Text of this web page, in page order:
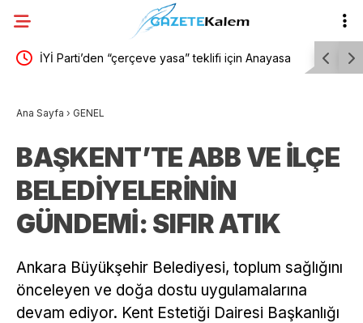
İYİ Parti’den “çerçeve yasa” teklifi için Anayasa Okul
Ana Sayfa › GENEL
BAŞKENT’TE ABB VE İLÇE
BELEDİYELERİNİN
GÜNDEMİ: SIFIR ATIK
Ankara Büyükşehir Belediyesi, toplum sağlığını
önceleyen ve doğa dostu uygulamalarına
devam ediyor. Kent Estetiği Dairesi Başkanlığı